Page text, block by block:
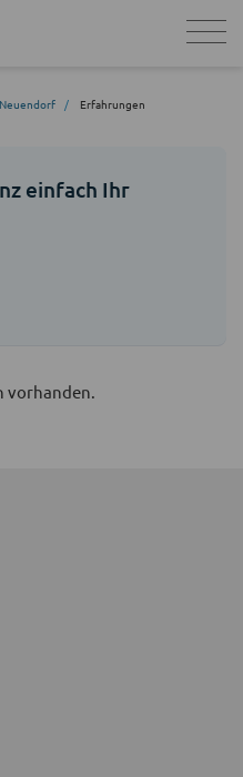
Erfahrungen
einfach Ihr
vorhanden.